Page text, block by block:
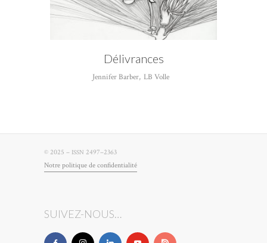
Délivrances
Jennifer Barber, LB Volle
© 2025 – ISSN 2497–2363
Notre poli­tique de confidentialité
SUIVEZ-NOUS…